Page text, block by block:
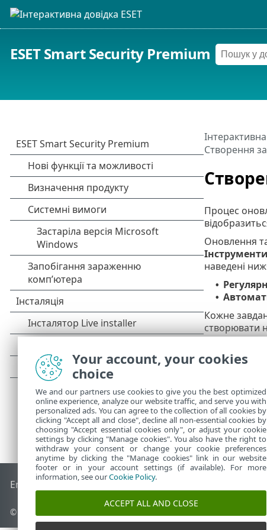
ESET Smart Security Premium
Створення
Процес
Оновлення
Інструменти
наведені
•
•
Кожне
створювати
завдань
End of Life База знань ESET Форум ESET
© 1992 - 2025 ESET, spol. s r.o. - Усі права захищено.
Your account, your cookies
choice
We and our partners use cookies to give you the best optimized
online experience, analyze our website traffic, and serve you with
personalized ads. You can agree to the collection of all cookies by
clicking "Accept all and close", decline all non-essential cookies by
choosing "Accept essential cookies only", or adjust your cookie
settings by clicking "Manage cookies". You also have the right to
withdraw your consent or change your cookie preferences
anytime by clicking the "Manage cookies" link in our website
footer or in your account settings (if available). For more
information, see ourCookie Policy.
ACCEPT ALL AND CLOSE